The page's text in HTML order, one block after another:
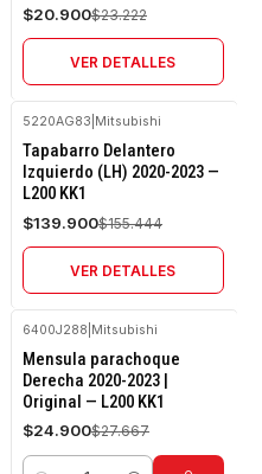
$20.900$23.222
VER DETALLES
-10%
OFF
Agotado
5220AG83 Mitsubishi
Tapabarro Delantero
Izquierdo (LH) 2020-2023 —
L200 KK1
$139.900$155.444
VER DETALLES
-10%
OFF
6400J288 Mitsubishi
Mensula parachoque
Derecha 2020-2023 |
Original — L200 KK1
$24.900$27.667